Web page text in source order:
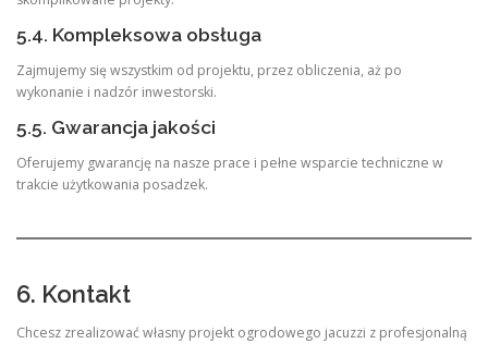
5.4. Kompleksowa obsługa
Zajmujemy się wszystkim od projektu, przez obliczenia, aż po
wykonanie i nadzór inwestorski.
5.5. Gwarancja jakości
Oferujemy gwarancję na nasze prace i pełne wsparcie techniczne w
trakcie użytkowania posadzek.
6. Kontakt
Chcesz zrealizować własny projekt ogrodowego jacuzzi z profesjonalną